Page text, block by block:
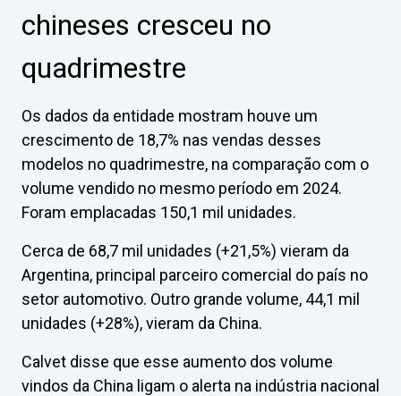
chineses cresceu no
quadrimestre
Os dados da entidade mostram houve um
crescimento de 18,7% nas vendas desses
modelos no quadrimestre, na comparação com o
volume vendido no mesmo período em 2024.
Foram emplacadas 150,1 mil unidades.
Cerca de 68,7 mil unidades (+21,5%) vieram da
Argentina, principal parceiro comercial do país no
setor automotivo. Outro grande volume, 44,1 mil
unidades (+28%), vieram da China.
Calvet disse que esse aumento dos volume
vindos da China ligam o alerta na indústria nacional